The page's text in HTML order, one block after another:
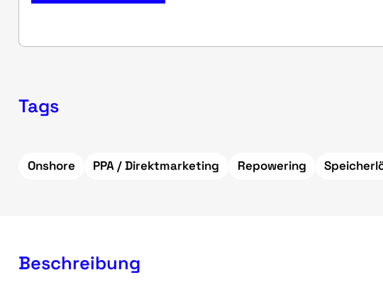
Tags
Onshore PPA / Direktmarketing Repowering
Beschreibung